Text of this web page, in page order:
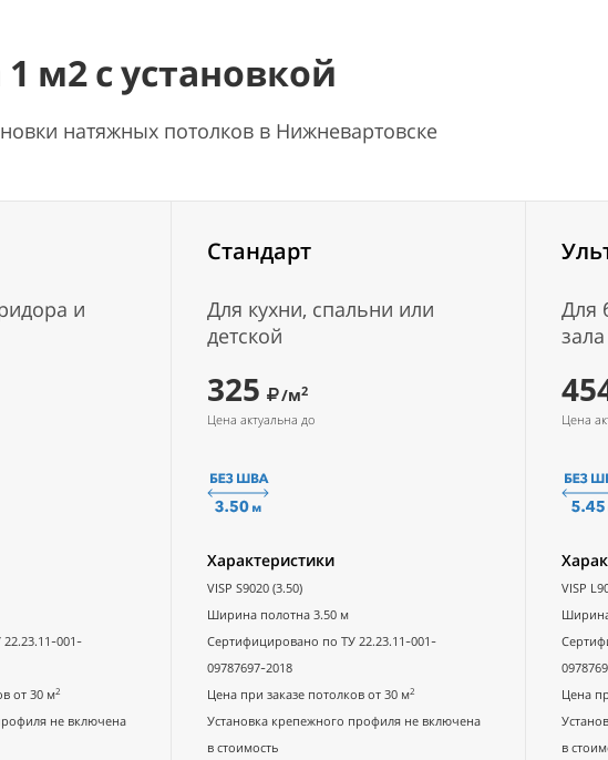
м2 с установкой
натяжных потолков в Нижневартовске
и
001-
от 30 м2
не включена
Стандарт
Для кухни, спальни или
детской
325 /м2
Цена актуальна до
Характеристики
VISP S9020 (3.50)
Ширина полотна 3.50 м
Сертифицировано по ТУ 22.23.11-001-
09787697-2018
Цена при заказе потолков от 30 м2
Установка крепежного профиля не включена
в стоимость
Для
зала
Цена
VISP
Цена
в